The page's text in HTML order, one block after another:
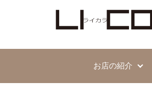
お店の紹介